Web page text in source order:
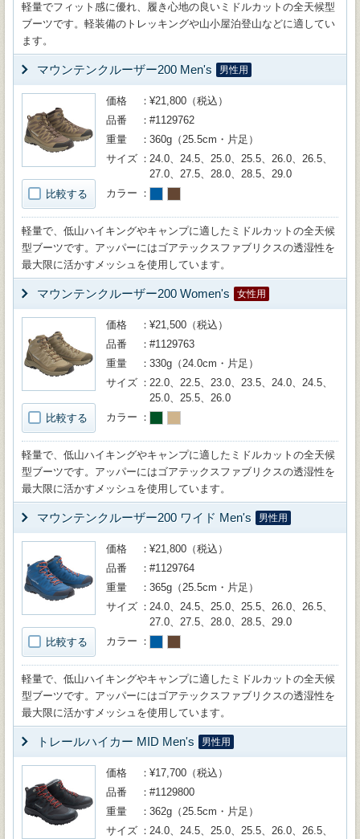
軽量でフィット感に優れ、履き心地の良いミドルカットの全天候型
ブーツです。軽装備のトレッキングや山小屋泊登山などに適してい
ます。
マウンテンクルーザー200 Men's 男性用
比較する
価格
¥21,800（税込）
品番
#1129762
重量
360g（25.5cm・片足）
サイズ
24.0、24.5、25.0、25.5、26.0、26.5、
27.0、27.5、28.0、28.5、29.0
カラー
軽量で、低山ハイキングやキャンプに適したミドルカットの全天候
型ブーツです。アッパーにはゴアテックスファブリクスの透湿性を
最大限に活かすメッシュを使用しています。
マウンテンクルーザー200 Women's 女性用
比較する
価格
¥21,500（税込）
品番
#1129763
重量
330g（24.0cm・片足）
サイズ
22.0、22.5、23.0、23.5、24.0、24.5、
25.0、25.5、26.0
カラー
軽量で、低山ハイキングやキャンプに適したミドルカットの全天候
型ブーツです。アッパーにはゴアテックスファブリクスの透湿性を
最大限に活かすメッシュを使用しています。
マウンテンクルーザー200 ワイド Men's 男性用
比較する
価格
¥21,800（税込）
品番
#1129764
重量
365g（25.5cm・片足）
サイズ
24.0、24.5、25.0、25.5、26.0、26.5、
27.0、27.5、28.0、28.5、29.0
カラー
軽量で、低山ハイキングやキャンプに適したミドルカットの全天候
型ブーツです。アッパーにはゴアテックスファブリクスの透湿性を
最大限に活かすメッシュを使用しています。
トレールハイカー MID Men's 男性用
価格
¥17,700（税込）
品番
#1129800
重量
362g（25.5cm・片足）
サイズ
24.0、24.5、25.0、25.5、26.0、26.5、